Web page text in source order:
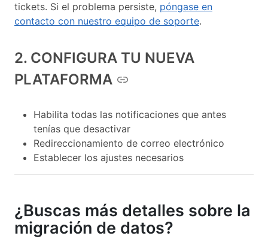
tickets. Si el problema persiste, póngase en
contacto con nuestro equipo de soporte.
2. CONFIGURA TU NUEVA
PLATAFORMA
Habilita todas las notificaciones que antes
tenías que desactivar
Redireccionamiento de correo electrónico
Establecer los ajustes necesarios
¿Buscas más detalles sobre la
migración de datos?